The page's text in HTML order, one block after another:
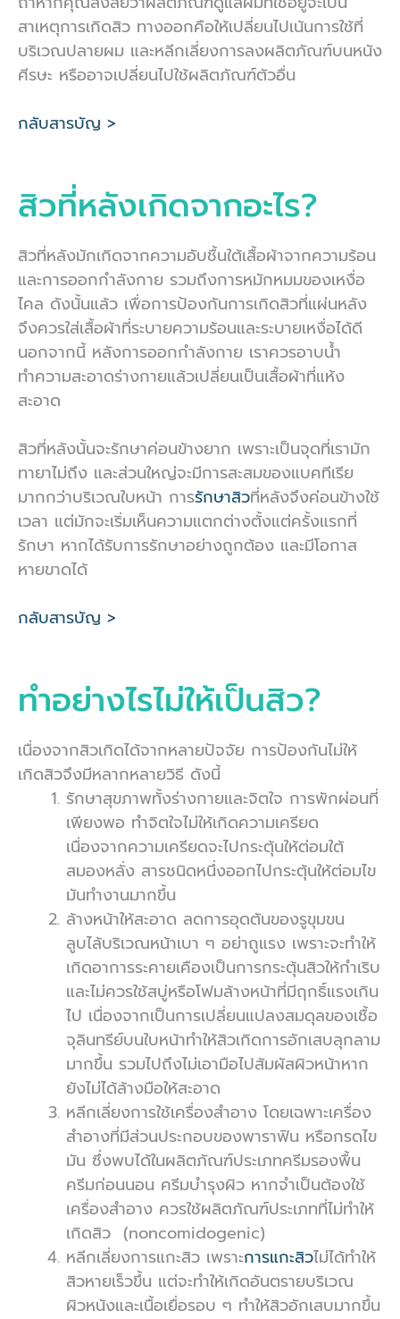
สาเหตุการเกิดสิว ทางออกคือให้เปลี่ยนไปเน้นการใช้ที่
บริเวณปลายผม และหลีกเลี่ยงการลงผลิตภัณฑ์บนหนัง
ศีรษะ หรืออาจเปลี่ยนไปใช้ผลิตภัณฑ์ตัวอื่น
กลับสารบัญ >
สิวที่หลังเกิดจากอะไร?
สิวที่หลังมักเกิดจากความอับชื้นใต้เสื้อผ้าจากความร้อน
และการออกกำลังกาย รวมถึงการหมักหมมของเหงื่อ
ไคล ดังนั้นแล้ว เพื่อการป้องกันการเกิดสิวที่แผ่นหลัง
จึงควรใส่เสื้อผ้าที่ระบายความร้อนและระบายเหงื่อได้ดี
นอกจากนี้ หลังการออกกำลังกาย เราควรอาบน้ำ
ทำความสะอาดร่างกายแล้วเปลี่ยนเป็นเสื้อผ้าที่แห้ง
สะอาด
สิวที่หลังนั้นจะรักษาค่อนข้างยาก เพราะเป็นจุดที่เรามัก
ทายาไม่ถึง และส่วนใหญ่จะมีการสะสมของแบคทีเรีย
มากกว่าบริเวณใบหน้า การรักษาสิวที่หลังจึงค่อนข้างใช้
เวลา แต่มักจะเริ่มเห็นความแตกต่างตั้งแต่ครั้งแรกที่
รักษา หากได้รับการรักษาอย่างถูกต้อง และมีโอกาส
หายขาดได้
กลับสารบัญ >
ทำอย่างไรไม่ให้เป็นสิว?
เนื่องจากสิวเกิดได้จากหลายปัจจัย การป้องกันไม่ให้
เกิดสิวจึงมีหลากหลายวิธี ดังนี้
รักษาสุขภาพทั้งร่างกายและจิตใจ การพักผ่อนที่
เพียงพอ ทำจิตใจไม่ให้เกิดความเครียด
เนื่องจากความเครียดจะไปกระตุ้นให้ต่อมใต้
สมองหลั่ง สารชนิดหนึ่งออกไปกระตุ้นให้ต่อมไข
มันทำงานมากขึ้น
ล้างหน้าให้สะอาด ลดการอุดตันของรูขุมขน
ลูบไล้บริเวณหน้าเบา ๆ อย่าถูแรง เพราะจะทำให้
เกิดอาการระคายเคืองเป็นการกระตุ้นสิวให้กำเริบ
และไม่ควรใช้สบู่หรือโฟมล้างหน้าที่มีฤกธิ์แรงเกิน
ไป เนื่องจากเป็นการเปลี่ยนแปลงสมดุลของเชื้อ
จุลินทรีย์บนใบหน้าทำให้สิวเกิดการอักเสบลุกลาม
มากขึ้น รวมไปถึงไม่เอามือไปสัมผัสผิวหน้าหาก
ยังไม่ได้ล้างมือให้สะอาด
หลีกเลี่ยงการใช้เครื่องสำอาง โดยเฉพาะเครื่อง
สำอางที่มีส่วนประกอบของพาราฟิน หรือกรดไข
มัน ซึ่งพบได้ในผลิตภัณฑ์ประเภทครีมรองพื้น
ครีมก่อนนอน ครีมบำรุงผิว หากจำเป็นต้องใช้
เครื่องสำอาง ควรใช้ผลิตภัณฑ์ประเภทที่ไม่ทำให้
เกิดสิว (noncomidogenic)
หลีกเลี่ยงการแกะสิว เพราะการแกะสิวไม่ได้ทำให้
สิวหายเร็วขึ้น แต่จะทำให้เกิดอันตรายบริเวณ
ผิวหนังและเนื้อเยื่อรอบ ๆ ทำให้สิวอักเสบมากขึ้น